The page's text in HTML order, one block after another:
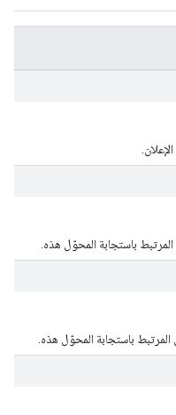
باستجابة المحوّل هذه.
باستجابة المحوّل هذه.